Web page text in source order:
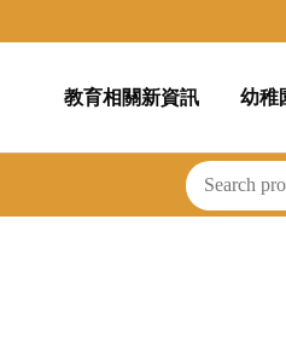
教育相關新資訊 幼稚